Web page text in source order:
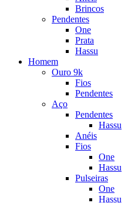
Brincos
Pendentes
One
Prata
Hassu
Homem
Ouro 9k
Fios
Pendentes
Aço
Pendentes
Hassu
Anéis
Fios
One
Hassu
Pulseiras
One
Hassu